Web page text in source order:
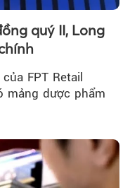
quý II, Long
FPT Retail
mảng dược phẩm